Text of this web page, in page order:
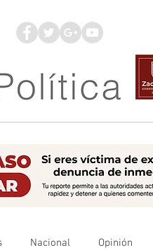
Nacional Opinión